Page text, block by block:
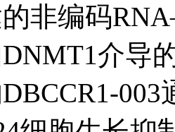
非编码
介导